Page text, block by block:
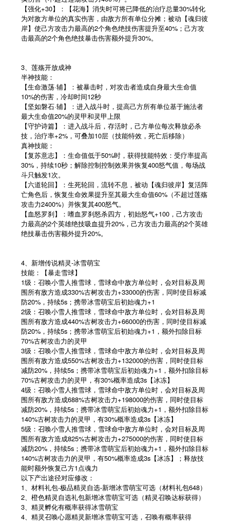
【强化+30】：【花海】消失时可将已降低的治疗总量30%转化
为对敌方单位的真实伤害，由敌方所有单位分摊；被动【魂归彼
岸】使己方攻击力最高的2个角色绝技伤害提升至40%；己方攻
击最高的2个角色绝技暴击伤害额外提升30%。
3、莲殇开放成神
半神技能：
【生命激荡·辅】：被暴击时，对攻击者造成自身最大生命值
10%的伤害，冷却时间12秒
【坚如磐石·辅】：进入战斗时，提高己方所有单位基于施法者
最大生命值20%的灵甲和灵甲上限
【守护诗篇】：进入战斗后，存活时，己方单位每次释放必杀
技，治疗率+2%，可叠加10层（技能特效，死亡后移除）
真神技能：
【复苏意志】：生命值低于50%时，获得技能特效：受疗率提高
30%，持续10秒；解除控制控制效果并恢复400怒气值，每场战
斗只触发1次。
【六道轮回】：生死轮回，流转不息，被动【魂归彼岸】复活阵
亡角色后，恢复生命效果提升至其最大生命值60%（不超过莲殇
攻击力2400%）并恢复其400怒气。
【血怒罗刹】：嗜血罗刹怒杀四方，初始怒气+100，己方攻击
力最高的2个英雄绝技吸血提升20%，己方攻击力最高的2个英雄
绝技暴击伤害额外提升20%。
4、新增传说精灵-冰雪萌宝
技能：【暴走雪球】
1级：召唤小雪人推雪球，雪球命中敌方单位时，会对目标及周
围所有敌方造成330%古树攻击力+33000的伤害，同时使目标减
防20%，持续5s；携带冰雪萌宝后初始魂力+1
2级：召唤小雪人推雪球，雪球命中敌方单位时，会对目标及周
围所有敌方造成440%古树攻击力+66000的伤害，同时使目标减
防20%，持续5s；携带冰雪萌宝后初始魂力+1，额外扣除目标
70%古树攻击力的灵甲
3级：召唤小雪人推雪球，雪球命中敌方单位时，会对目标及周
围所有敌方造成550%古树攻击力+132000的伤害，同时使目标
减防20%，持续5s；携带冰雪萌宝后初始魂力+1，额外扣除目标
70%古树攻击力的灵甲，有30%概率造成3s【冰冻】
4级：召唤小雪人推雪球，雪球命中敌方单位时，会对目标及周
围所有敌方造成688%古树攻击力+198000的伤害，同时使目标
减防20%，持续5s；携带冰雪萌宝后初始魂力+1，额外扣除目标
140%古树攻击力的灵甲，有30%概率造成3s【冰冻】
5级：召唤小雪人推雪球，雪球命中敌方单位时，会对目标及周
围所有敌方造成825%古树攻击力+275000的伤害，同时使目标
减防20%，持续5s；携带冰雪萌宝后初始魂力+1，额外扣除目标
140%古树攻击力的灵甲，有50%概率造成3s【冰冻】；释放技
能时额外恢复己方1点魂力
以下产出途径对应修改：
1、材料礼包-极品精灵自选-新增冰雪萌宝可选（材料礼包648）
2、橙色精灵自选礼包新增冰雪萌宝可选（精灵召唤达标获得）
3、精灵孵化有概率获得冰雪萌宝
4、精灵召唤心愿精灵新增冰雪萌宝可选，召唤有概率获得